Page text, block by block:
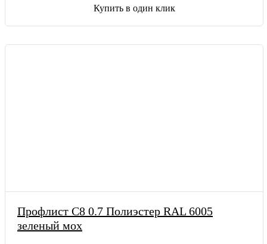
Купить в один клик
Профлист С8 0.7 Полиэстер RAL 6005
зеленый мох